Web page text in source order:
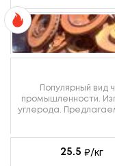
Популярный вид
промышленности.
углерода.
25.5 ₽/кг